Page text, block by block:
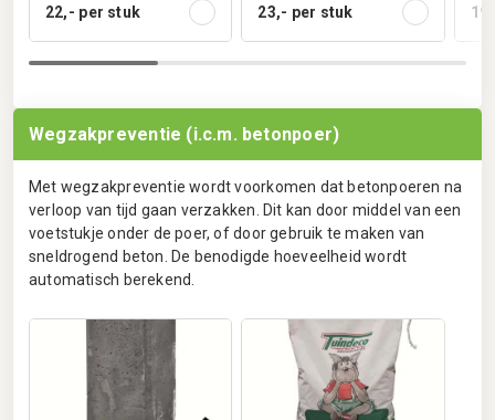
22,- per stuk 23,- per stuk
Wegzakpreventie (i.c.m. betonpoer)
Met wegzakpreventie wordt voorkomen dat betonpoeren na
verloop van tijd gaan verzakken. Dit kan door middel van een
voetstukje onder de poer, of door gebruik te maken van
sneldrogend beton. De benodigde hoeveelheid wordt
automatisch berekend.